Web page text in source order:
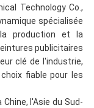
Technology Co.,
spécialisée
production et la
publicitaires
clé de l'industrie,
fiable pour les
l'Asie du Sud-